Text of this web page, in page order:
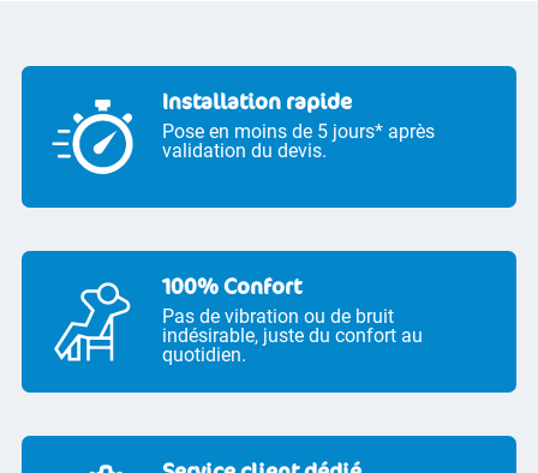
Installation rapide
Pose en moins de 5 jours* après
validation du devis.
100% Confort
Pas de vibration ou de bruit
indésirable, juste du confort au
quotidien.